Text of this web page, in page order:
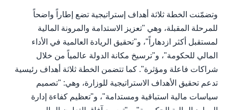
وتضمّنت الخطة ثلاثة أهداف إستراتيجية تضع إطاراً واضحاً
للمرحلة المقبلة، وهي "تعزيز الاستدامة والمرونة المالية
لمستقبل أكثر ازدهاراً"، و"تحقيق الريادة العالمية في الأداء
المالي للحكومة"، و"ترسيخ مكانة الدولة عالمياً من خلال
شراكات فاعلة ومؤثرة". كما تتضمن الخطة ثلاثة أهداف رئيسية
تدعم تحقيق الأهداف الاستراتيجية للوزارة، وهي: "تصميم
سياسات مالية استباقية ومستدامة"، و"تعظيم كفاءة إدارة